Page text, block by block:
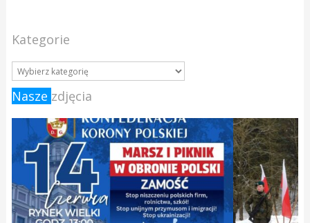
Kategorie
Nasze zdjęcia